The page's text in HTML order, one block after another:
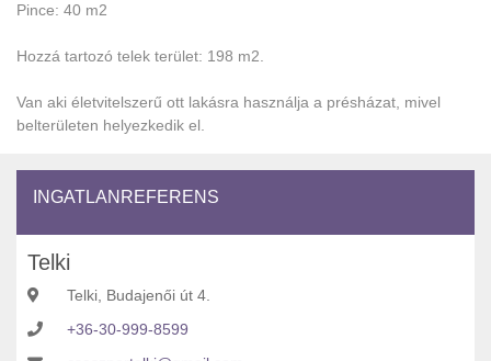
Pince: 40 m2
Hozzá tartozó telek terület: 198 m2.
Van aki életvitelszerű ott lakásra használja a présházat, mivel
belterületen helyezkedik el.
INGATLANREFERENS
Telki
Telki, Budajenői út 4.
+36-30-999-8599